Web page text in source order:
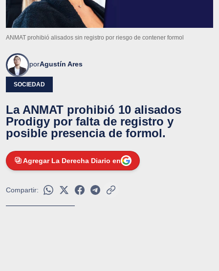
ANMAT prohibió alisados sin registro por riesgo de contener formol
porAgustín Ares
SOCIEDAD
La ANMAT prohibió 10 alisados
Prodigy por falta de registro y
posible presencia de formol.
Agregar La Derecha Diario en
Compartir: